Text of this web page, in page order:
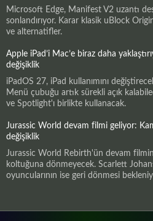
Microsoft Edge, Manifest V2 uzantı
sonlandırıyor. Karar klasik uBlock
ve alternatifler.
Apple iPad’i Mac’e biraz daha
değişiklik
iPadOS 27, iPad kullanımını
Menü çubuğu artık sürekli açık
ve Spotlight'ı birlikte kullanacak.
Jurassic World devam filmi geliyor:
değişiklik
Jurassic World Rebirth'ün devam
koltuğuna dönmeyecek. Scarlett
oyuncularının ise geri dönmesi